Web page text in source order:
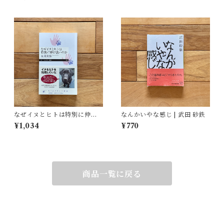
なぜイヌとヒトは特別に仲が
良いのか | 永澤 美保
¥1,034
なんかいやな感じ | 武田 砂鉄
¥770
商品一覧に戻る